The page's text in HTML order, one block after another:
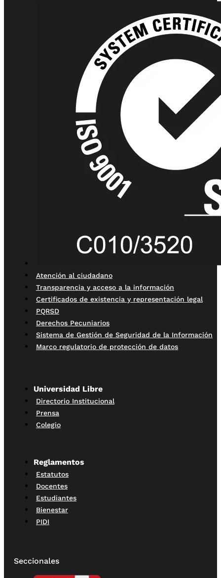
Atención al ciudadano
Transparencia y acceso a la información
Certificados de existencia y representación legal
PQRSD
Derechos Pecuniarios
Sistema de Gestión de Seguridad de la Información
Marco regulatorio de protección de datos
Universidad Libre
Directorio Institucional
Prensa
Colegio
Reglamentos
Estatutos
Docentes
Estudiantes
Bienestar
PIDI
Seccionales